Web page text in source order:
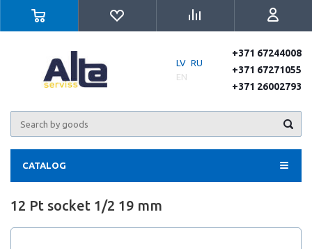
LV RU
EN
+371 67244008
+371 67271055
+371 26002793
CATALOG
12 Pt socket 1/2 19 mm